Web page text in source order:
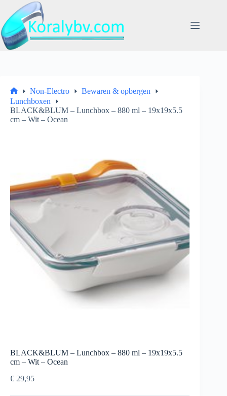
naar
de
inhoud
Home
Non-Electro
Bewaren & opbergen
Lunchboxen
BLACK&BLUM – Lunchbox – 880 ml – 19x19x5.5
cm – Wit – Ocean
BLACK&BLUM – Lunchbox – 880 ml – 19x19x5.5
cm – Wit – Ocean
€ 29,95